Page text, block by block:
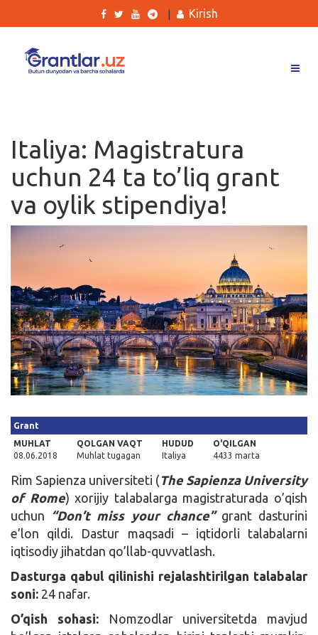
Ishlar
Kurslar
Blog
Yana
Qidirish
Kirish
Kirish
Italiya: Magistratura
uchun 24 ta to’liq grant
va oylik stipendiya!
Grant
MUHLAT
08.06.2018
QOLGAN VAQT
Muhlat tugagan
HUDUD
Italiya
O'QILGAN
4433 marta
Rim Sapienza universiteti (The Sapienza University
of Rome) xorijiy talabalarga magistraturada o’qish
uchun
“Don’t miss your chance”grant dasturini
e’lon qildi. Dastur maqsadi – iqtidorli talabalarni
iqtisodiy jihatdan qo’llab-quvvatlash.
Dasturga qabul qilinishi rejalashtirilgan talabalar
soni: 24 nafar.
O’qish sohasi:Nomzodlar universitetda mavjud